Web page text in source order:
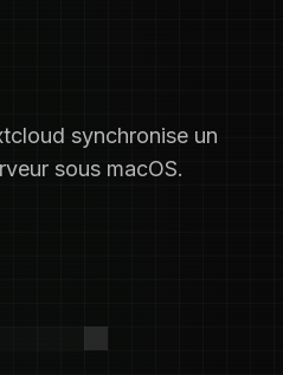
synchronise un
sous macOS.